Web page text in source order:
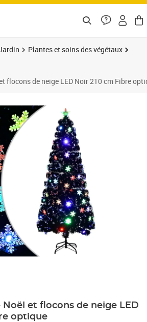
Plantes et soins des végétaux
flocons de neige LED Noir 210 cm Fibre
Noël et flocons de neige LED
optique